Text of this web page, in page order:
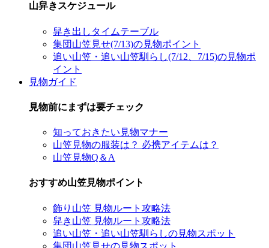
山舁きスケジュール
舁き出しタイムテーブル
集団山笠見せ(7/13)の見物ポイント
追い山笠・追い山笠馴らし(7/12、7/15)の見物ポ
イント
見物ガイド
見物前にまずは要チェック
知っておきたい見物マナー
山笠見物の服装は？ 必携アイテムは？
山笠見物Q＆A
おすすめ山笠見物ポイント
飾り山笠 見物ルート攻略法
舁き山笠 見物ルート攻略法
追い山笠・追い山笠馴らしの見物スポット
集団山笠見せの見物スポット